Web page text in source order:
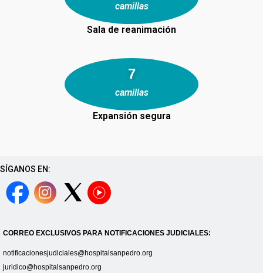
camillas
Sala de reanimación
10
camillas
Expansión segura
SÍGANOS EN:
CORREO EXCLUSIVOS PARA NOTIFICACIONES JUDICIALES:
notificacionesjudiciales@hospitalsanpedro.org
juridico@hospitalsanpedro.org